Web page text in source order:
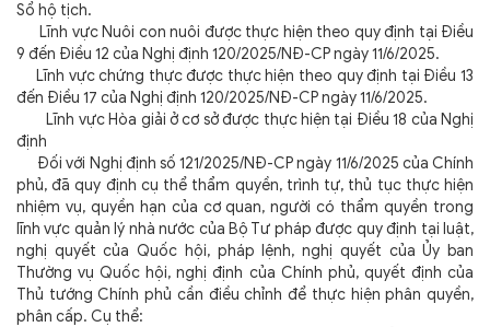
Sổ hộ tịch.
Lĩnh vực Nuôi con nuôi được thực hiện theo quy định tại Điều
9 đến Điều 12 của Nghị định 120/2025/NĐ-CP ngày 11/6/2025.
Lĩnh vực chứng thực được thực hiện theo quy định tại Điều 13
đến Điều 17 của Nghị định 120/2025/NĐ-CP ngày 11/6/2025.
Lĩnh vực Hòa giải ở cơ sở được thực hiện tại Điều 18 của Nghị
định
Đối với Nghị định số 121/2025/NĐ-CP ngày 11/6/2025 của Chính
phủ, đã quy định cụ thể thẩm quyền, trình tự, thủ tục thực hiện
nhiệm vụ, quyền hạn của cơ quan, người có thẩm quyền trong
lĩnh vực quản lý nhà nước của Bộ Tư pháp được quy định tại luật,
nghị quyết của Quốc hội, pháp lệnh, nghị quyết của Ủy ban
Thường vụ Quốc hội, nghị định của Chính phủ, quyết định của
Thủ tướng Chính phủ cần điều chỉnh để thực hiện phân quyền,
phân cấp. Cụ thể: